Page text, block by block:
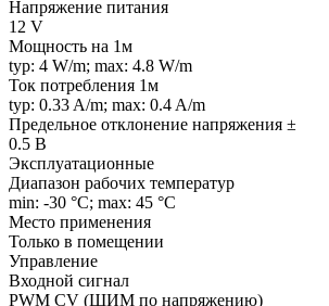
Напряжение питания
12 V
Мощность на 1м
typ: 4 W/m; max: 4.8 W/m
Ток потребления 1м
typ: 0.33 A/m; max: 0.4 A/m
Предельное отклонение напряжения ±
0.5 В
Эксплуатационные
Диапазон рабочих температур
min: -30 °C; max: 45 °C
Место применения
Только в помещении
Управление
Входной сигнал
PWM СV (ШИМ по напряжению)